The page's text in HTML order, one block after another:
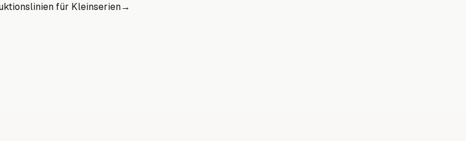
für Kleinserien→